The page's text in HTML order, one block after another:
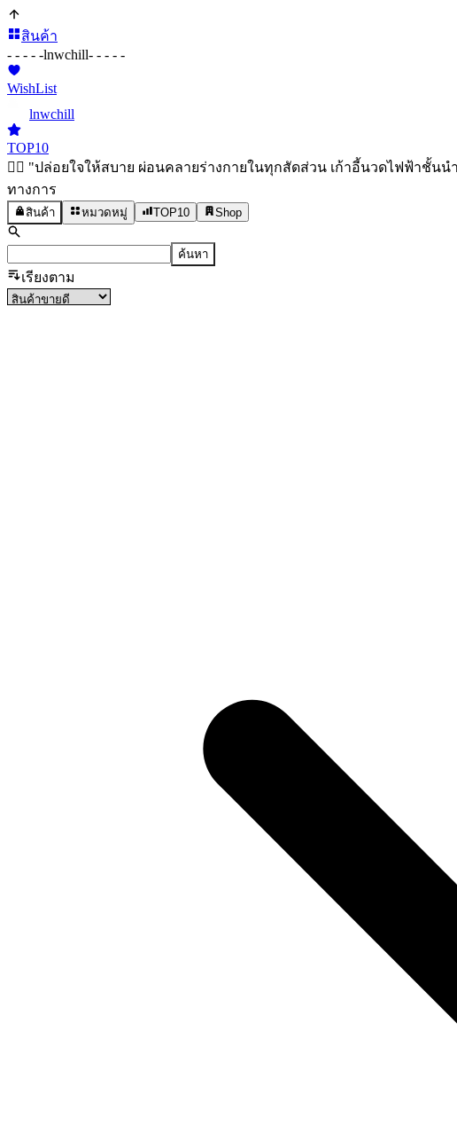
สินค้า
- - - - -lnwchill- - - - -
WishList
lnwchill
TOP10
💆‍♀️ "ปล่อยใจให้สบาย ผ่อนคลายร่างกายในทุกสัดส่วน เก้าอี้นวดไฟฟ้าชั้น
ทางการ
สินค้า หมวดหมู่ TOP10 Shop
ค้นหา
เรียงตาม